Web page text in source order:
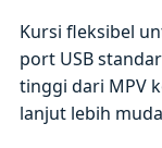
Kursi fleksibel
port USB
tinggi dari MPV
lanjut lebih